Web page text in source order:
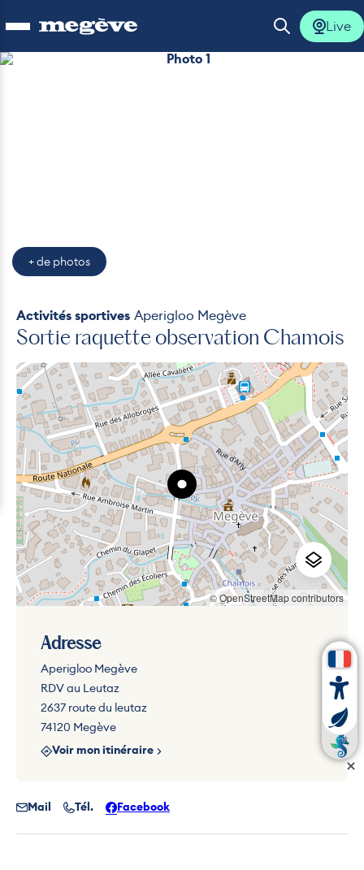
Ouvrir le menu Ouvrir la
Live
Activités sportives Aperigloo Megève
Sortie raquette observation Chamois
Photo 1
+ de photos
© OpenStreetMap contributors
Adresse
Aperigloo Megève
RDV au Leutaz
2637 route du leutaz
74120 Megève
Voir mon itinéraire
Mail Tél. Facebook